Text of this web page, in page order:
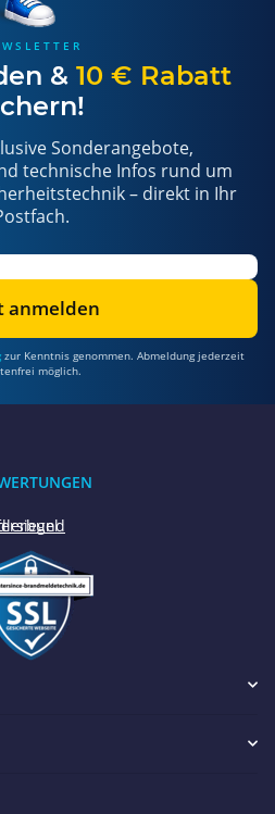
& 10 € Rabatt
Sonderangebote,
technische Infos rund um
– direkt in Ihr
anmelden
zur Kenntnis genommen. Abmeldung jederzeit
möglich.